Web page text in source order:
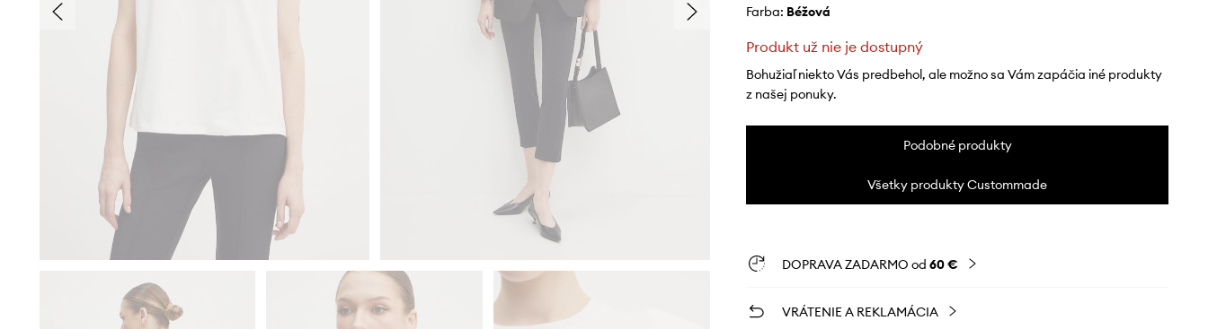
Farba: béžová
Produkt už nie je dostupný
Bohužiaľ niekto Vás predbehol, ale možno sa Vám zapáčia iné produkty
z našej ponuky.
Podobné produkty
Všetky produkty Custommade
DOPRAVA ZADARMO od 60 €
VRÁTENIE A REKLAMÁCIA